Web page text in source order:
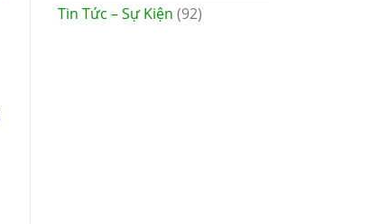
Tin Tức – Sự Kiện (92)